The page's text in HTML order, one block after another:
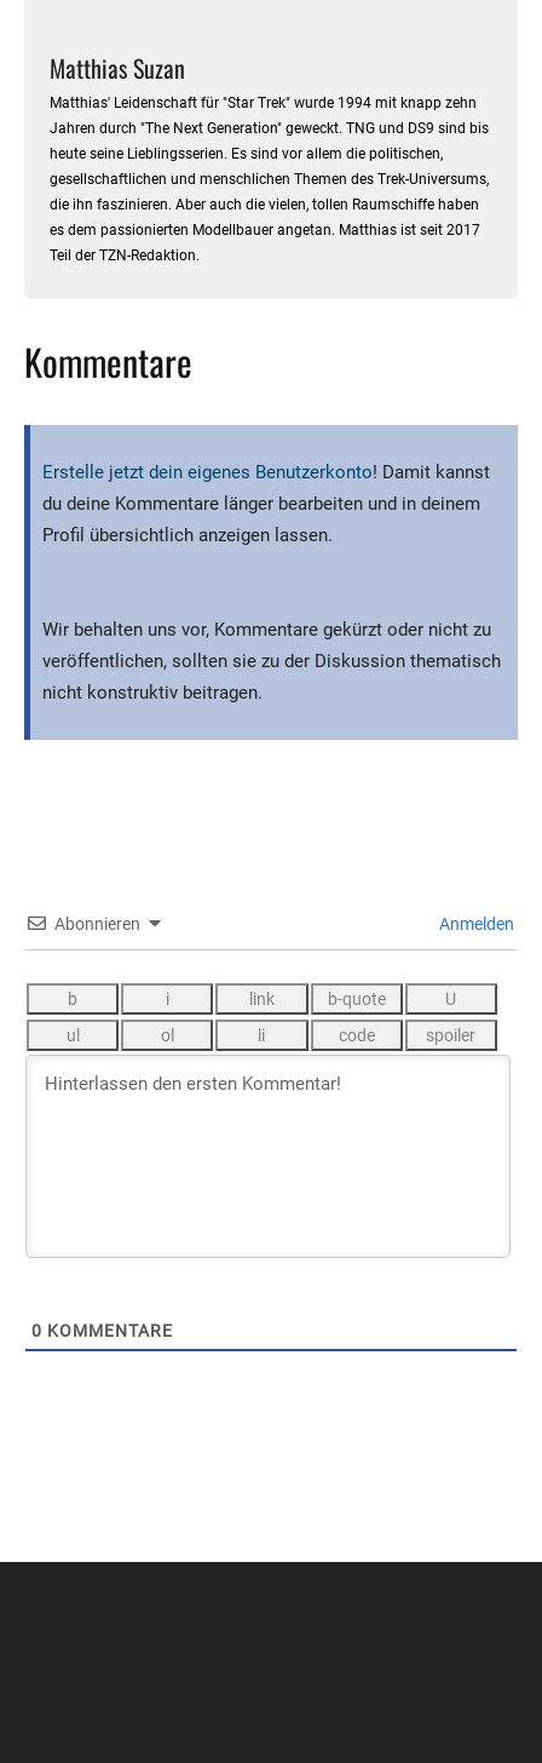
Matthias Suzan
Matthias' Leidenschaft für "Star Trek" wurde 1994 mit knapp zehn
Jahren durch "The Next Generation" geweckt. TNG und DS9 sind bis
heute seine Lieblingsserien. Es sind vor allem die politischen,
gesellschaftlichen und menschlichen Themen des Trek-Universums,
die ihn faszinieren. Aber auch die vielen, tollen Raumschiffe haben
es dem passionierten Modellbauer angetan. Matthias ist seit 2017
Teil der TZN-Redaktion.
Kommentare
Erstelle jetzt dein eigenes Benutzerkonto! Damit kannst
du deine Kommentare länger bearbeiten und in deinem
Profil übersichtlich anzeigen lassen.
Wir behalten uns vor, Kommentare gekürzt oder nicht zu
veröffentlichen, sollten sie zu der Diskussion thematisch
nicht konstruktiv beitragen.
Abonnieren Anmelden
0 KOMMENTARE